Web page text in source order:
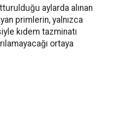
aylarda alınan
primlerin, yalnızca
kıdem tazminatı
ortaya